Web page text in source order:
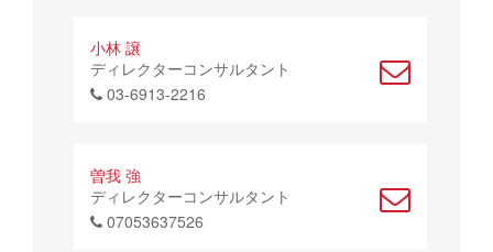
小林 譲
ディレクターコンサルタント
03-6913-2216
曽我 強
ディレクターコンサルタント
07053637526